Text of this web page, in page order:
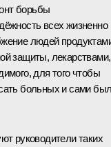
борьбы
всех жизненно
людей
защиты, лекарствами,
для того чтобы
больных и сами
руководители таких